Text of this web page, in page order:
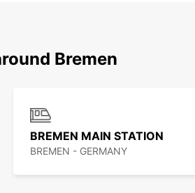
Bremen
BREMEN MAIN STATION
BREMEN - GERMANY